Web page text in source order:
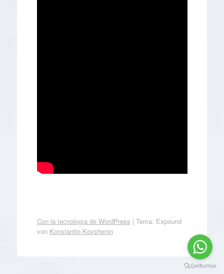
Con la tecnología de WordPress | Tema: Expound
von Konstantin Kovshenin